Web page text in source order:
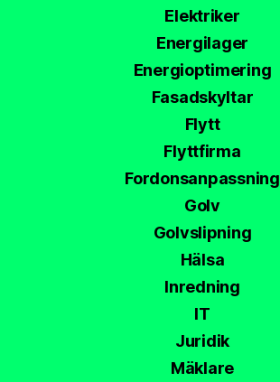
Elektriker
Energilager
Energioptimering
Fasadskyltar
Flytt
Flyttfirma
Fordonsanpassning
Golv
Golvslipning
Hälsa
Inredning
IT
Juridik
Mäklare